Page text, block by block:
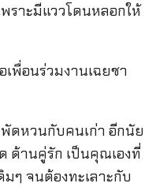
ราะมีแววโดนหลอกให้
พื่อนร่วมงานเฉยชา
ดหวนกับคนเก่า อีกนัย
ด้านคู่รัก เป็นคุณเองที่
ๆ จนต้องทะเลาะกับ